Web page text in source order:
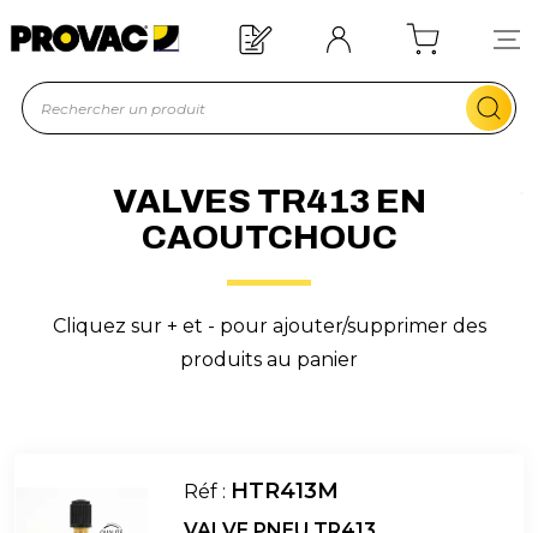
rapide !
Offre de
En
VALVES TR413 EN
CAOUTCHOUC
Cliquez sur + et - pour ajouter/supprimer des
produits au panier
Réf : HTR413M